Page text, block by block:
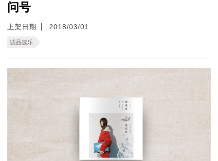
问号
上架日期 2018/03/01
诚品选乐